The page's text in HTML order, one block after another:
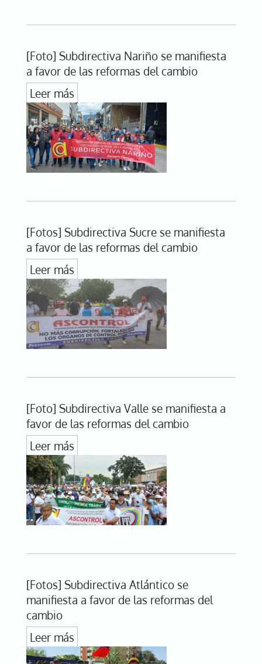
[Foto] Subdirectiva Nariño se manifiesta
a favor de las reformas del cambio
Leer más
[Fotos] Subdirectiva Sucre se manifiesta
a favor de las reformas del cambio
Leer más
[Foto] Subdirectiva Valle se manifiesta a
favor de las reformas del cambio
Leer más
[Fotos] Subdirectiva Atlántico se
manifiesta a favor de las reformas del
cambio
Leer más